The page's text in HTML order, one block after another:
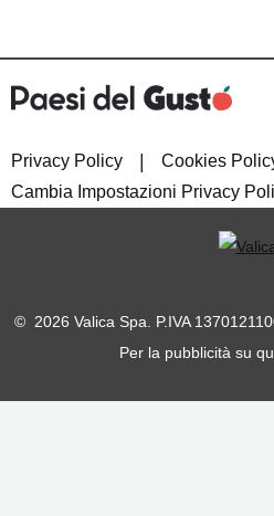
Privacy Policy | Cookies
Cambia Impostazioni Privacy
© 2026 Valica Spa. P.IVA
Per la pubblicità su